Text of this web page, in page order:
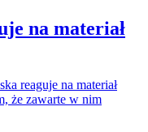
na materiał
reaguje na materiał
że zawarte w nim